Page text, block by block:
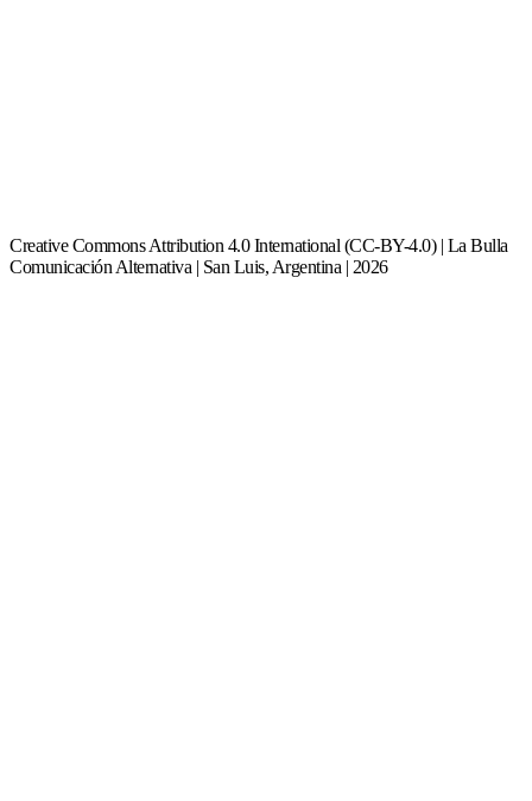
Creative Commons Attribution 4.0 International (CC-BY-4.0) | La Bulla
Comunicación Alternativa | San Luis, Argentina | 2026